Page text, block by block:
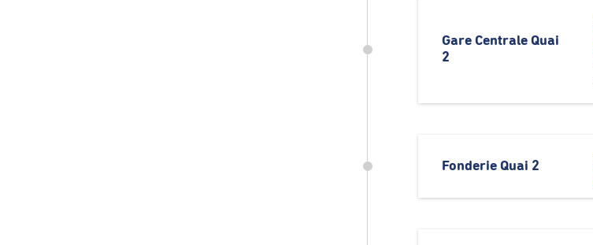
Gare Centrale Quai
2
Fonderie Quai 2